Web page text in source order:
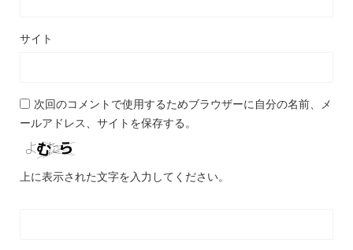
サイト
次回のコメントで使用するためブラウザーに自分の名前、メ
ールアドレス、サイトを保存する。
上に表示された文字を入力してください。